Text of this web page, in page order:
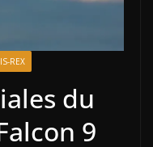
REX
du
9